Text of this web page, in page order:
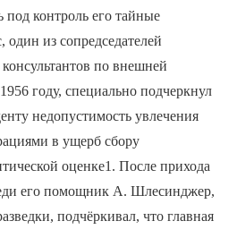
под контроль его тайные
из сопредседателей
по внешней
году, специально подчеркнул
недопустимость увлечения
в ущерб сбору
оценке1. После прихода
его помощник А. Шлесинджер,
подчёркивал, что главная